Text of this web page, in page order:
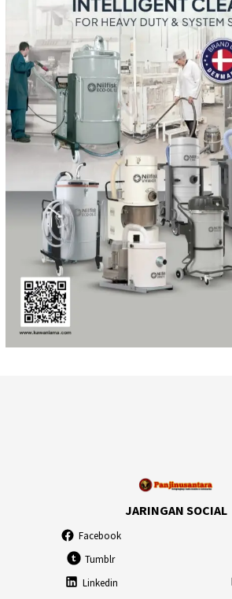
JARINGAN SOCIAL
Facebook
Tumblr
Linkedin